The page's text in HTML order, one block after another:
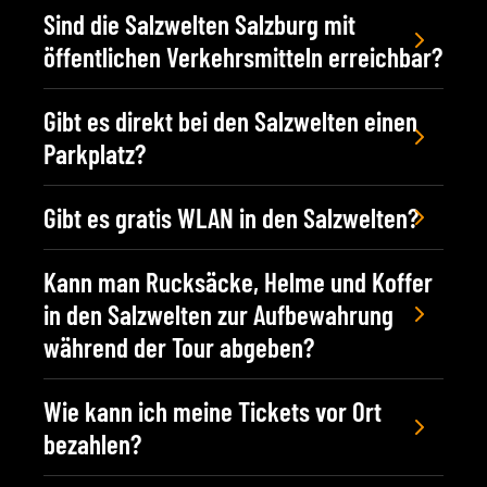
Sind die Salzwelten Salzburg mit
öffentlichen Verkehrsmitteln erreichbar?
findest du unterwww.oebb.at
Gibt es direkt bei den Salzwelten einen
Parkplatz?
unsere Gästekostenfreie Parkplätze für Busse
und PKW’san.
Gibt es gratis WLAN in den Salzwelten?
Salzwelten im obertägigen Bereichgratis
WLAN für unsere Gäste an.
Kann man Rucksäcke, Helme und Koffer
in den Salzwelten zur Aufbewahrung
während der Tour abgeben?
Spints kostenlos während der Führung
aufbewahrt werden. Wir bitten dich große
Dinge im Auto bzw. Bus zu lassen.
Wie kann ich meine Tickets vor Ort
bezahlen?